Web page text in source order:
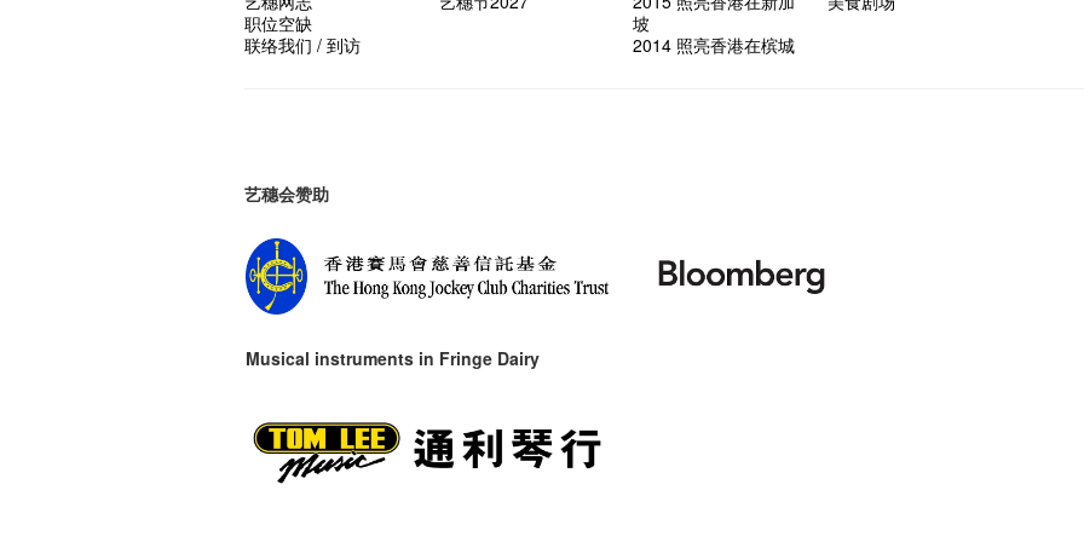
职位空缺
联络我们 / 到访
坡
2014 照亮香港在槟城
艺穗会赞助
Musical instruments in Fringe Dairy